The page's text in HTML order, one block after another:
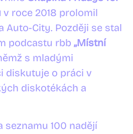
v roce 2018 prolomil
Auto-City. Později se stal
podcastu rbb „Místní
s mladými
diskutuje o práci v
diskotékách a
seznamu 100 nadějí